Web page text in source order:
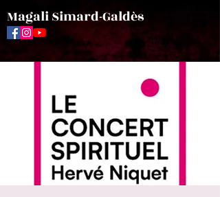
Magali Simard-Galdès